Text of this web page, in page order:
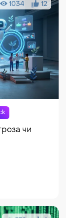
1034 12
чи